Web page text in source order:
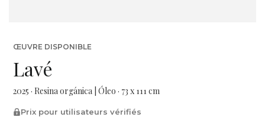
ŒUVRE DISPONIBLE
Lavé
2025 · Resina orgánica | Óleo · 73 x 111 cm
Prix pour utilisateurs vérifiés